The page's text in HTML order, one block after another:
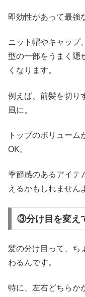
即効性があって最強
ニット帽やキャップ
型の一部をうまく隠
くなります。
例えば、前髪を切り
風に。
トップのボリュー
OK。
季節感のあるアイテ
えるかもしれません
③分け目を変え
髪の分け目って、ち
わるんです。
特に、左右どちらか